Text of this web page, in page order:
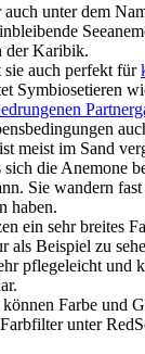
unter dem
der Karibik.
auch perfekt für
Symbiosetieren
meist im Sand
sich die Anemone
Sie wandern
haben.
ein sehr breites
als Beispiel zu
pflegeleicht und
Farbe und
unter